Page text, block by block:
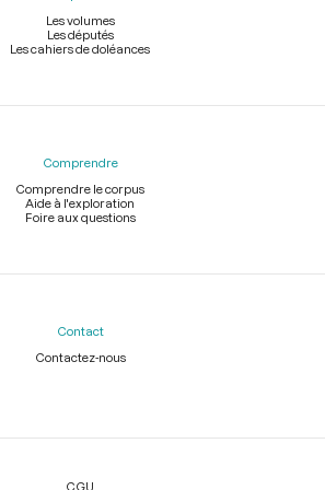
Les volumes
Les députés
Les cahiers de doléances
Comprendre
Comprendre le corpus
Aide à l'exploration
Foire aux questions
Contact
Contactez-nous
CGU